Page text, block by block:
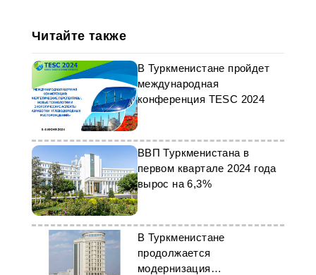
Читайте также
В Туркменистане пройдет
международная
конференция TESC 2024
ВВП Туркменистана в
первом квартале 2024 года
вырос на 6,3%
В Туркменистане
продолжается
модернизация